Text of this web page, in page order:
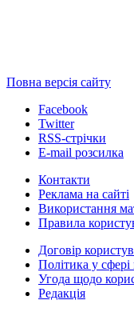
Повна версія сайту
Facebook
Twitter
RSS-стрічки
E-mail розсилка
Контакти
Реклама на сайті
Використання
Правила
Договір
Політика у
Угода щодо
Редакція